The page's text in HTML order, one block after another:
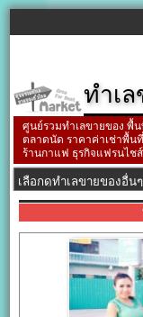
ทำเ
ศูนย์รวมทำเลขายของ พื้
ตลาดนัด ราคาค่าเช่าพื้น
ร้านกาแฟ ธุรกิจแฟรนไชส์